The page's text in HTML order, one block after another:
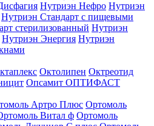
Нутриэн Нефро Нутриэн
Нутриэн Стандарт с пищевыми
стерилизованный Нутриэн
Нутриэн Энергия Нутриэн
Октолипен Октреотид
Опсамит ОПТИФАСТ
Артро Плюс Ортомоль
Витал ф Ортомоль